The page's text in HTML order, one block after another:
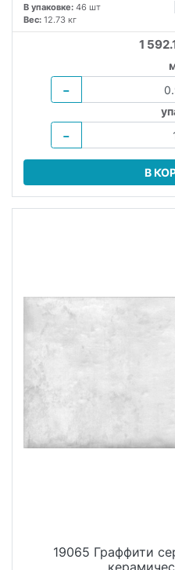
В упаковке: 46 шт
Вес: 12.73 кг
1
−
−
В
19065 Граффити